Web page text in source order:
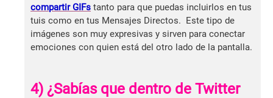
compartir GIFs tanto para que puedas incluirlos en tus
tuis como en tus Mensajes Directos. Este tipo de
imágenes son muy expresivas y sirven para conectar
emociones con quien está del otro lado de la pantalla.
4) ¿Sabías que dentro de Twitter